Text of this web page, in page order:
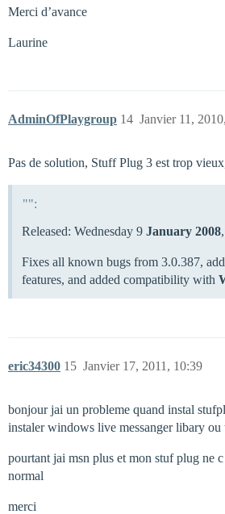
Merci d’avance
Laurine
AdminOfPlaygroup Janvier 11,
14
Pas de solution, Stuff Plug 3 est trop
"":
Released: Wednesday 9 January 2008
Fixes all known bugs from 3.0.387,
features, and added compatibility with
eric34300 Janvier 17, 2011, 10:39
15
bonjour jai un probleme quand instal
instaler windows live messanger libary ou
pourtant jai msn plus et mon stuf plug ne c
normal
merci